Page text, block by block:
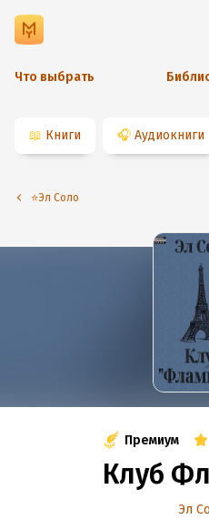
Что выбрать
📖 Книги 🎧 Аудиокниги
⭐️Эл Соло
Премиум
Клуб
Эл